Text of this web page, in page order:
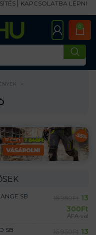
KAPCSOLATBA LÉPNI
0
SB
13
300Ft
ÁFA-val
SB
13